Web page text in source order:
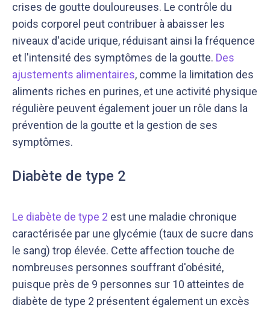
crises de goutte douloureuses. Le contrôle du
poids corporel peut contribuer à abaisser les
niveaux d'acide urique, réduisant ainsi la fréquence
et l'intensité des symptômes de la goutte. Des
ajustements alimentaires, comme la limitation des
aliments riches en purines, et une activité physique
régulière peuvent également jouer un rôle dans la
prévention de la goutte et la gestion de ses
symptômes.
Diabète de type 2
Le diabète de type 2 est une maladie chronique
caractérisée par une glycémie (taux de sucre dans
le sang) trop élevée. Cette affection touche de
nombreuses personnes souffrant d'obésité,
puisque près de 9 personnes sur 10 atteintes de
diabète de type 2 présentent également un excès